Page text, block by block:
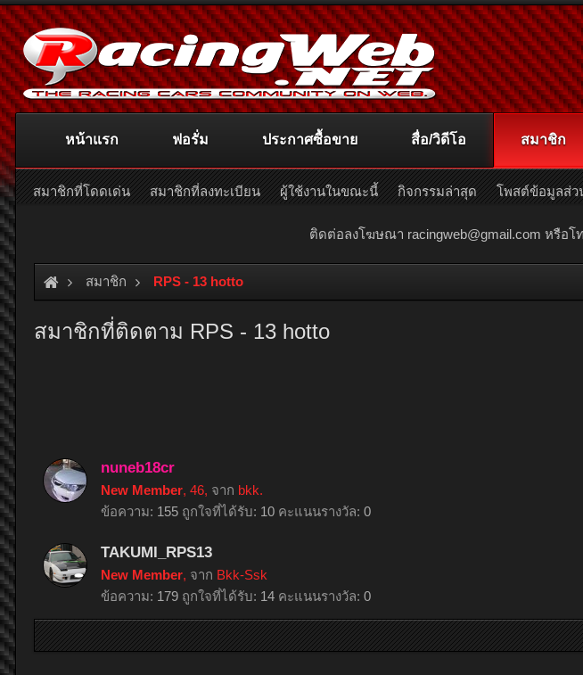
ติดต่อลงโฆษณา racingweb@gmail.com หรือโ
สมาชิก RPS - 13 hotto
สมาชิกที่ติดตาม RPS - 13 hotto
nuneb18cr
New Member, 46, จาก bkk.
ข้อความ: 155 ถูกใจที่ได้รับ: 10 คะแนนรางวัล: 0
TAKUMI_RPS13
New Member, จาก Bkk-Ssk
ข้อความ: 179 ถูกใจที่ได้รับ: 14 คะแนนรางวัล: 0
หน้าแรก ฟอรั่ม ประกาศซื้อขาย สื่อ/วิดีโอ สมาชิก
สมาชิกที่โดดเด่น สมาชิกที่ลงทะเบียน ผู้ใช้งานในขณะนี้ กิจกรรมล่าสุด โพสต์ข้อมูลส่ว